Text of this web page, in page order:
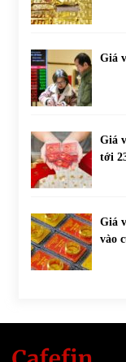
Giá
Giá
tới
Giá
vào